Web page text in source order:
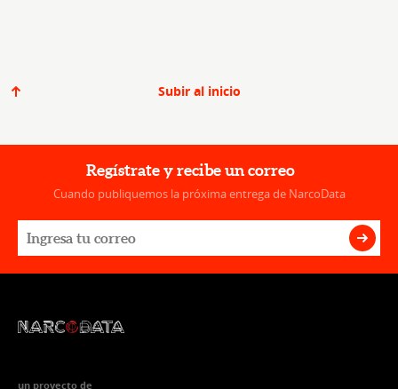
Subir al inicio
Regístrate y recibe un correo
Cuando publiquemos la próxima entrega de NarcoData
un proyecto de